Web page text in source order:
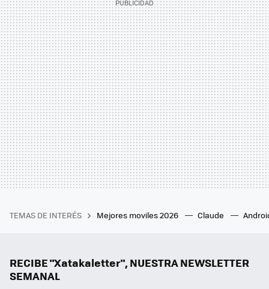
TEMAS DE INTERÉS Mejores moviles 2026 Claude
RECIBE "Xatakaletter", NUESTRA NEWSLETTER
SEMANAL